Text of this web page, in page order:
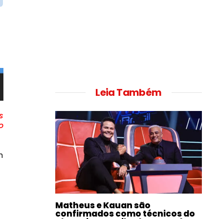
Leia Também
Matheus e Kauan são
confirmados como técnicos do